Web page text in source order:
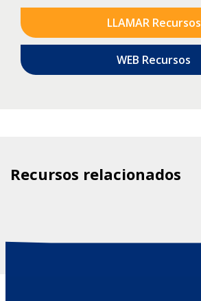
LLAMAR Recursos
WEB Recursos
Recursos relacionados